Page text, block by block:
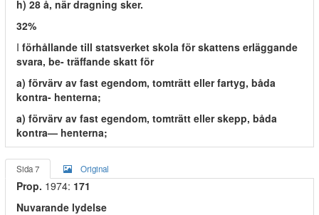
h) 28 å, när dragning sker.
32%
I förhållande till statsverket skola för skattens erläggande
svara, be- träffande skatt för
a) förvärv av fast egendom, tomträtt eller fartyg, båda
kontra- henterna;
a) förvärv av fast egendom, tomträtt eller skepp, båda
kontra— henterna;
Sida 7 Original
Prop. 1974: 171
Nuvarande lydelse